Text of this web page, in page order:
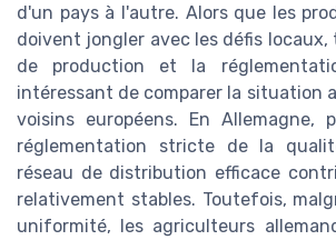
d'un pays à l'autre. Alors que les
doivent jongler avec les défis locaux,
de production et la
intéressant de comparer la situation
voisins européens. En Allemagne,
réglementation stricte de la
réseau de distribution efficace
relativement stables. Toutefois,
uniformité, les agriculteurs